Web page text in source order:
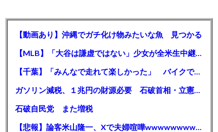
【動画あり】沖縄でガチ化け物みたいな魚 見つかる
【MLB】「大谷は謙虚ではない」少女が全米生中継で突然の大谷翔平批判 サイン無視された過去明かす
【千葉】「みんなで走れて楽しかった」 バイクでバースデー集団暴走 男女５７人を書類送検 SNSで参加者募る
ガソリン減税、１兆円の財源必要 石破首相・立憲野田氏「財源は死に物狂いで確保しなければならない」「本当に死に物狂いで」
石破自民党 また増税
【悲報】論客米山隆一、Xで夫婦喧嘩wwwwwwwwwwww